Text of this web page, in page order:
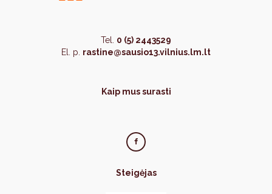
Tel. 0 (5) 2443529
El. p. rastine@sausio13.vilnius.lm.lt
Kaip mus surasti
Steigėjas